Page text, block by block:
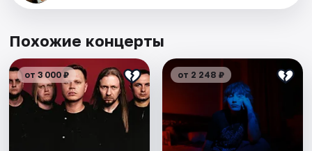
Похожие концерты
от 3 000 ₽ от 2 248 ₽